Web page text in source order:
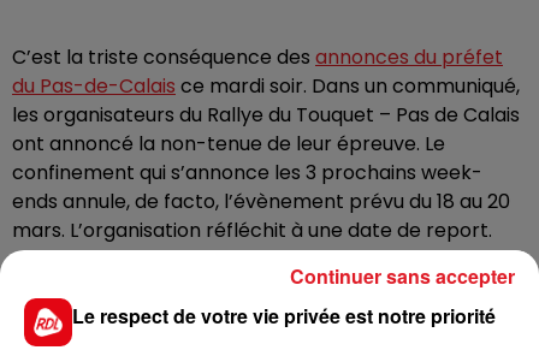
C’est la triste conséquence des annonces du préfet
du Pas-de-Calais ce mardi soir. Dans un communiqué,
les organisateurs du Rallye du Touquet – Pas de Calais
ont annoncé la non-tenue de leur épreuve. Le
confinement qui s’annonce les 3 prochains week-
ends annule, de facto, l’évènement prévu du 18 au 20
mars. L’organisation réfléchit à une date de report.
Une annonce est attendue au plus tard ce jeudi.
Le respect de votre vie privée est notre priorité
Continuer sans accepter